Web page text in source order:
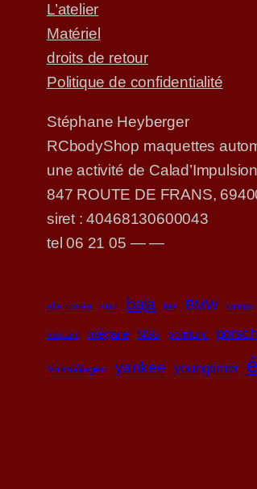
L’atelier
Matériel
droits de retour
Politique de confidentialité
Stéphane Heyberger
RCbodyShop maquettes
une activité de Calad’Impulsion
847 ROUTE DE FRANS,
siret : 40468130600043
tel 06 21 05 — —
alfa romeo audi baja bbs BMW camion
mustang mégane NSU peinture
VolksWagen yankee youngtimer